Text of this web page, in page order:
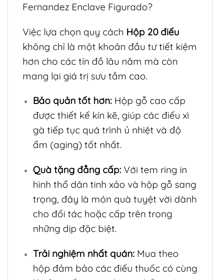
Fernandez Enclave Figurado?
Việc lựa chọn quy cách Hộp 20 điếu
không chỉ là một khoản đầu tư tiết kiệm
hơn cho các tín đồ lâu năm mà còn
mang lại giá trị sưu tầm cao.
Bảo quản tốt hơn:Hộp gỗ cao cấp
được thiết kế kín kẽ, giúp các điếu xì
gà tiếp tục quá trình ủ nhiệt và độ
ẩm (aging) tốt nhất.
Quà tặng đẳng cấp:Với tem ring in
hình thổ dân tinh xảo và hộp gỗ sang
trọng, đây là món quà tuyệt vời dành
cho đối tác hoặc cấp trên trong
những dịp đặc biệt.
Trải nghiệm nhất quán:Mua theo
hộp đảm bảo các điếu thuốc có cùng